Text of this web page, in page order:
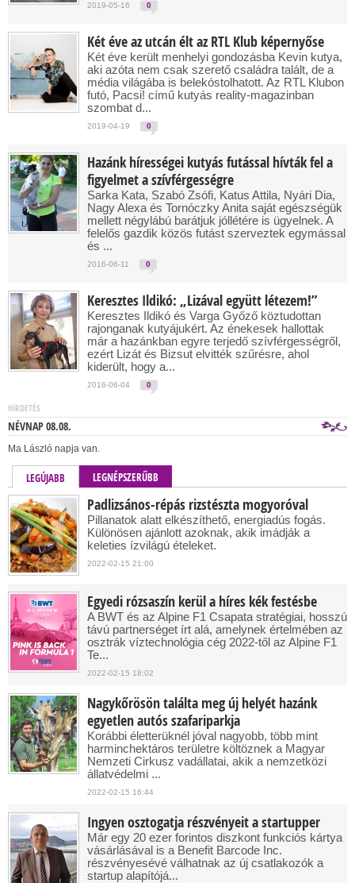
2019-05-16 0
Két éve az utcán élt az RTL Klub képernyőse
Két éve került menhelyi gondozásba Kevin kutya,
aki azóta nem csak szerető családra talált, de a
média világába is belekóstolhatott. Az RTL Klubon
futó, Pacsi! című kutyás reality-magazinban
szombat d...
2019-04-19 0
Hazánk hírességei kutyás futással hívták fel a
figyelmet a szívférgességre
Sarka Kata, Szabó Zsófi, Katus Attila, Nyári Dia,
Nagy Alexa és Tornóczky Anita saját egészségük
mellett négylábú barátjuk jóllétére is ügyelnek. A
felelős gazdik közös futást szerveztek egymással
és ...
2016-06-11 0
Keresztes Ildikó: „Lizával együtt létezem!”
Keresztes Ildikó és Varga Győző köztudottan
rajonganak kutyájukért. Az énekesek hallottak
már a hazánkban egyre terjedő szívférgességről,
ezért Lizát és Bizsut elvitték szűrésre, ahol
kiderült, hogy a...
2016-06-04 0
HÍRDETÉS
NÉVNAP 08.08.
Ma László napja van.
LEGÚJABB LEGNÉPSZERŰBB
Padlizsános-répás rizstészta mogyoróval
Pillanatok alatt elkészíthető, energiadús fogás.
Különösen ajánlott azoknak, akik imádják a
keleties ízvilágú ételeket.
2022-02-15 21:00
Egyedi rózsaszín kerül a híres kék festésbe
A BWT és az Alpine F1 Csapata stratégiai, hosszú
távú partnerséget írt alá, amelynek értelmében az
osztrák víztechnológia cég 2022-től az Alpine F1
Te...
2022-02-15 18:02
Nagykőrösön találta meg új helyét hazánk
egyetlen autós szafariparkja
Korábbi életterüknél jóval nagyobb, több mint
harminchektáros területre költöznek a Magyar
Nemzeti Cirkusz vadállatai, akik a nemzetközi
állatvédelmi ...
2022-02-15 16:44
Ingyen osztogatja részvényeit a startupper
Már egy 20 ezer forintos diszkont funkciós kártya
vásárlásával is a Benefit Barcode Inc.
részvényesévé válhatnak az új csatlakozók a
startup alapítójá...